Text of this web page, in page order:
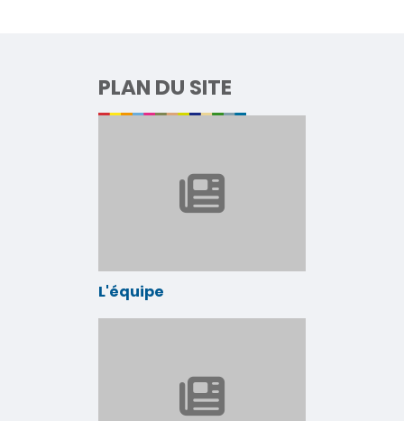
PLAN DU SITE
L'équipe